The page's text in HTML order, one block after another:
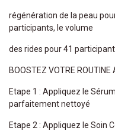
régénération de la peau
participants, le volume
des rides pour 41
BOOSTEZ VOTRE ROUTINE
Etape 1 : Appliquez le
parfaitement nettoyé
Etape 2 : Appliquez le Soin